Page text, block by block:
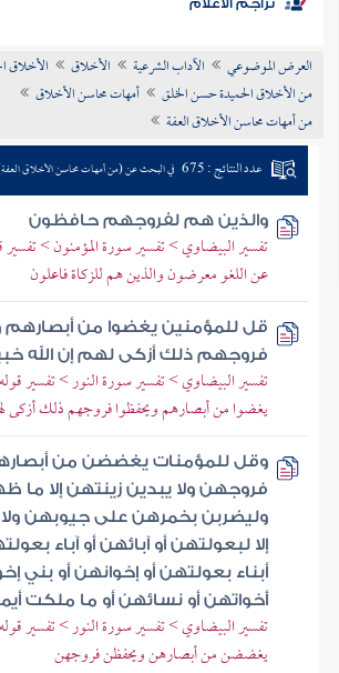
موضوعي
تراجم الأعلام
العرض الموضوعي الآداب الشرعية الأخلاق
الأخلاق
من الأخلاق الحميدة حسن الخلق
أمهات محاسن الأخلاق
من أمهات محاسن الأخلاق العفة
عدد النتائج : 675 في البحث عن (من أمهات محاسن الأخلاق
والذين هم لفروجهم حافظون
تفسير البيضاوي > تفسير سورة المؤمنون > تفسير
عن اللغو معرضون والذين هم للزكاة فاعلون
قل للمؤمنين يغضوا من أبصارهم
فروجهم ذلك أزكى لهم إن الله
تفسير البيضاوي > تفسير سورة النور > تفسير
يغضوا من أبصارهم ويحفظوا فروجهم ذلك أزكى
وقل للمؤمنات يغضضن من
فروجهن ولا يبدين زينتهن إلا ما
وليضربن بخمرهن على جيوبهن ولا
إلا لبعولتهن أو آبائهن أو آباء
أبناء بعولتهن أو إخوانهن أو بني
أخواتهن أو نسائهن أو ما ملكت
تفسير البيضاوي > تفسير سورة النور > تفسير
يغضضن من أبصارهن ويحفظن فروجهن